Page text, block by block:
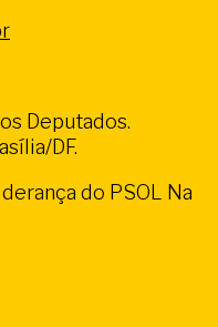
Deputados.
DF.
do PSOL Na